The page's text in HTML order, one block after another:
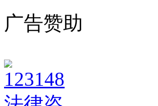
广告赞助